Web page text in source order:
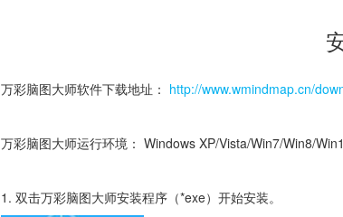
万彩脑图大师软件下载地址： http://www.wmindmap.cn/
万彩脑图大师运行环境： Windows XP/Vista/Win7/Win8/
1. 双击万彩脑图大师安装程序（*exe）开始安装。